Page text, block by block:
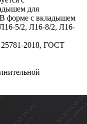
для
форме с вкладышем
5/2, Л16-8/2, Л16-
25781-2018, ГОСТ